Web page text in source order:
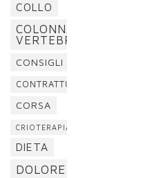
COLLO
COLONNA
VERTEBRALE
CONSIGLI
CONTRATTURA
CORSA
CRIOTERAPIA
DIETA
DOLORE